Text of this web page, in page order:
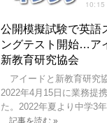
10:15
公開模擬試験で英語
ングテスト開始…ア
新教育研究協会
アイードと新教育研究協
2022年4月15日に業務提
た。2022年夏より中学3
記事を読む »